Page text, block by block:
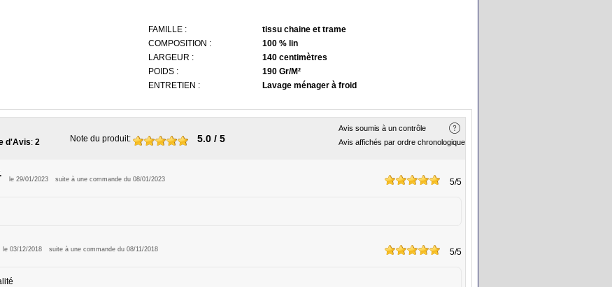
FAMILLE :
tissu chaine et trame
COMPOSITION :
100 % lin
LARGEUR :
140 centimètres
POIDS :
190 Gr/M²
ENTRETIEN :
Lavage ménager à froid
Avis soumis à un contrôle
Avis affichés par ordre chronologique
d'Avis: 2 Note du produit: 5.0 / 5
le 29/01/2023 suite à une commande du 08/01/2023 5/5
le 03/12/2018 suite à une commande du 08/11/2018 5/5